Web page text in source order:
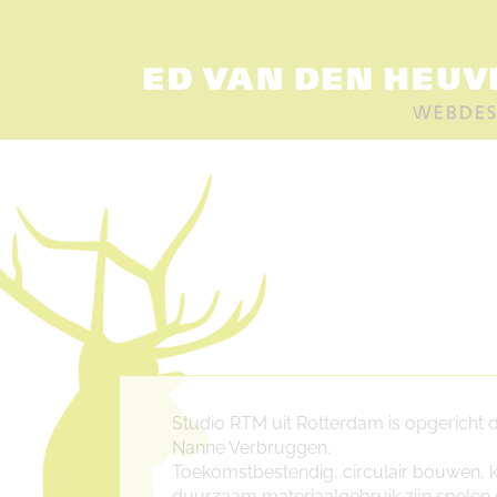
Studio RTM uit Rotterdam is opgericht
Nanne Verbruggen.
Toekomstbestendig, circulair bouwen,